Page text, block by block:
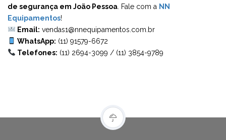
de segurança em João Pessoa . Fale com a NN
Equipamentos!
Email: vendas1@nnequipamentos.com.br
WhatsApp: (11) 91579-6672
Telefones: (11) 2694-3099 / (11) 3854-9789